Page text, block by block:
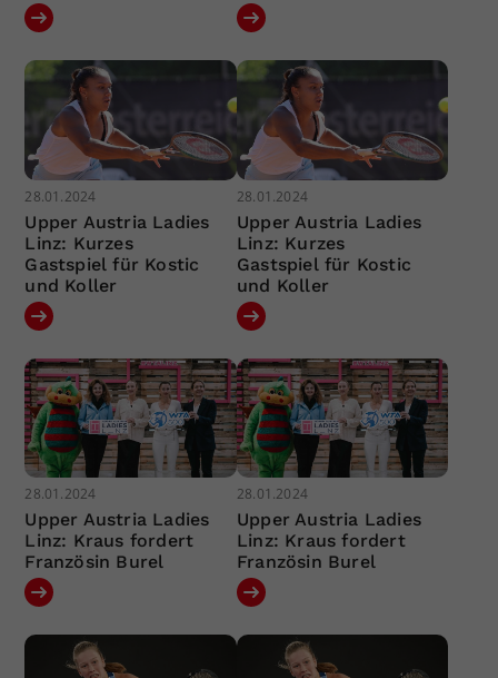
28.01.2024
Upper Austria Ladies
Linz: Kurzes
Gastspiel für Kostic
und Koller
28.01.2024
Upper Austria Ladies
Linz: Kurzes
Gastspiel für Kostic
und Koller
28.01.2024
Upper Austria Ladies
Linz: Kraus fordert
Französin Burel
28.01.2024
Upper Austria Ladies
Linz: Kraus fordert
Französin Burel